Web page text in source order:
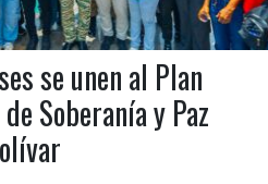
se unen al Plan
Soberanía y Paz